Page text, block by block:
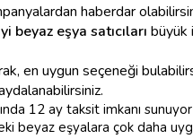
haberdar
beyaz eşya satıcıları büyük
en uygun seçeneği
12 ay taksit imkanı
beyaz eşyalara çok daha